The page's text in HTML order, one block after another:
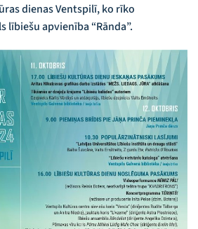
dienas Ventspilī, ko rīko
lībiešu apvienība “Rānda”.